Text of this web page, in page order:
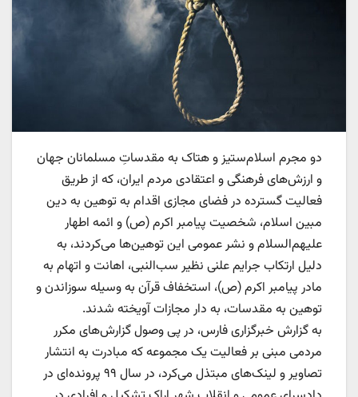
دو مجرم اسلام‌ستیز و هتاک به مقدساتِ مسلمانان جهان
و ارزش‌های فرهنگی و اعتقادی مردم ایران، که از طریق
فعالیت گسترده در فضای مجازی اقدام به توهین به دین
مبین اسلام، شخصیت پیامبر اکرم (ص) و ائمه اطهار
علیهم‌السلام و نشر عمومی این توهین‌ها می‌کردند، به
دلیل ارتکاب جرایم علنی نظیر سب‌النبی، اهانت و اتهام به
مادر پیامبر اکرم (ص)، استخفاف قرآن به وسیله سوزاندن و
توهین به مقدسات، به دار مجازات آویخته شدند.
به گزارش خبرگزاری فارس، در پی وصول گزارش‌های مکرر
مردمی مبنی بر فعالیت یک مجموعه که مبادرت به انتشار
تصاویر و لینک‌های مبتذل می‌کرد، در سال ۹۹ پرونده‌ای در